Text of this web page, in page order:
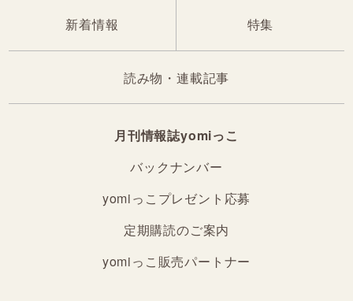
新着情報 特集
読み物・連載記事
月刊情報誌yomiっこ
バックナンバー
yomiっこプレゼント応募
定期購読のご案内
yomiっこ販売パートナー